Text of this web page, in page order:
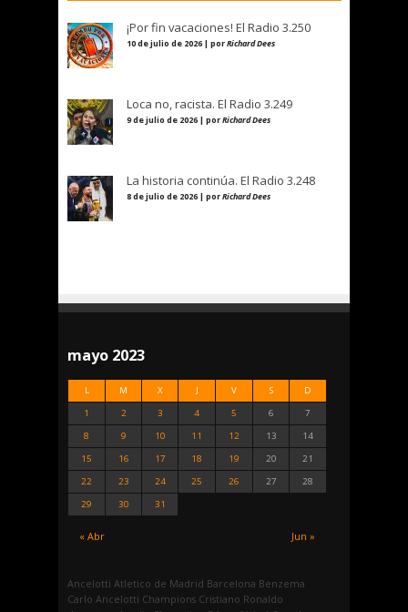
¡Por fin vacaciones! El Radio 3.250
10 de julio de 2026 | porRichard Dees
Loca no, racista. El Radio 3.249
9 de julio de 2026 | porRichard Dees
La historia continúa. El Radio 3.248
8 de julio de 2026 | porRichard Dees
mayo 2023
L M X J V S D
« Abr Jun »
1 2 3 4 5 6
7
8
9 10 11 12 13
14
15
16 17 18 19 20
21
22
23 24 25 26 27
28
29
30 31
Ancelotti Atletico de Madrid Barcelona Benzema
Carlo Ancelotti Champions Cristiano Ronaldo